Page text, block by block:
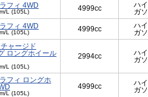
フィ 4WD
L (105L) 4999cc
ハ
ガ
フィ 4WD
L (105L) 4999cc
ハ
ガ
ャージド
ロングホイール
L (105L)
2994cc
ハ
ガ
フィ ロングホ
L (105L)
4999cc
ハ
ガ